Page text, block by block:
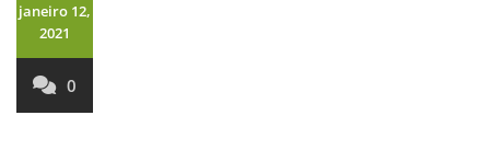
janeiro 12,
2021
0